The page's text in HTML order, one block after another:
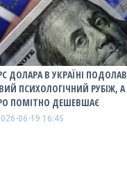
ДОЛАРА В УКРАЇНІ ПОДОЛАВ
ПСИХОЛОГІЧНИЙ РУБІЖ, А
ПОМІТНО ДЕШЕВШАЄ
06-19 16:45